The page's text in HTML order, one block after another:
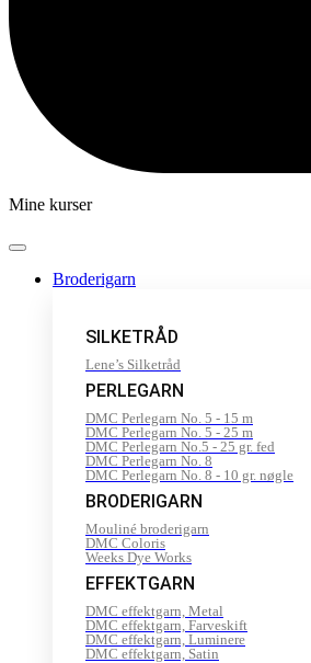
Mine kurser
Broderigarn
SILKETRÅD
Lene’s Silketråd
PERLEGARN
DMC Perlegarn No. 5 - 15 m
DMC Perlegarn No. 5 - 25 m
DMC Perlegarn No.5 - 25 gr. fed
DMC Perlegarn No. 8
DMC Perlegarn No. 8 - 10 gr. nøgle
BRODERIGARN
Mouliné broderigarn
DMC Coloris
Weeks Dye Works
EFFEKTGARN
DMC effektgarn, Metal
DMC effektgarn, Farveskift
DMC effektgarn, Luminere
DMC effektgarn, Satin